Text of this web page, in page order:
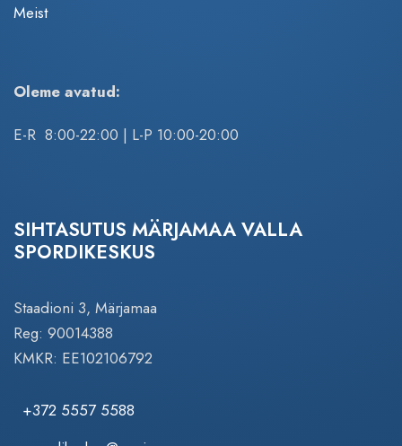
Meist
Oleme avatud:
E-R 8:00-22:00 | L-P 10:00-20:00
SIHTASUTUS MÄRJAMAA VALLA
SPORDIKESKUS
Staadioni 3, Märjamaa
Reg: 90014388
KMKR: EE102106792
+372 5557 5588